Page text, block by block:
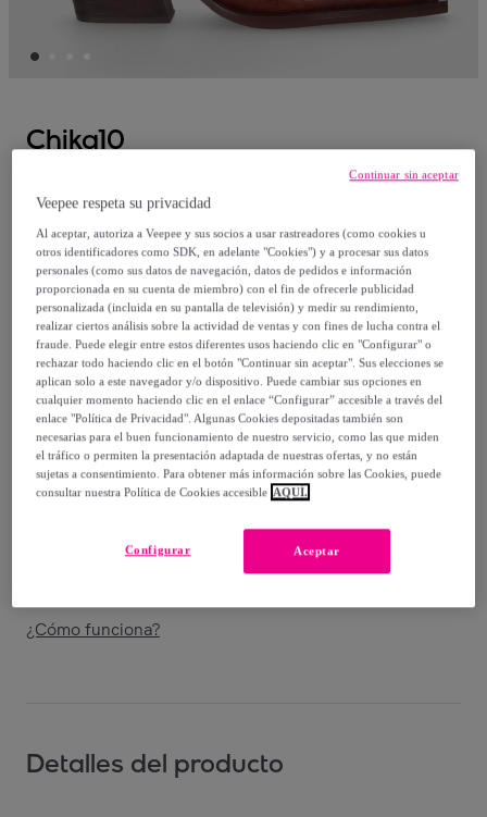
Chika10
48,99 €
69,99 €
-30%
Vendido porCHIKA10
Entrega
y el13/08
¿Cómo funciona?
Detalles del producto
Veepee respeta su privacidad
Al aceptar, autoriza a Veepee y sus socios a usar rastreadores (como cookies u
otros identificadores como SDK, en adelante "Cookies") y a procesar sus datos
personales (como sus datos de navegación, datos de pedidos e información
proporcionada en su cuenta de miembro) con el fin de ofrecerle publicidad
personalizada (incluida en su pantalla de televisión) y medir su rendimiento,
realizar ciertos análisis sobre la actividad de ventas y con fines de lucha contra el
fraude. Puede elegir entre estos diferentes usos haciendo clic en "Configurar" o
rechazar todo haciendo clic en el botón "Continuar sin aceptar". Sus elecciones se
aplican solo a este navegador y/o dispositivo. Puede cambiar sus opciones en
cualquier momento haciendo clic en el enlace “Configurar” accesible a través del
enlace "Política de Privacidad". Algunas Cookies depositadas también son
necesarias para el buen funcionamiento de nuestro servicio, como las que miden
el tráfico o permiten la presentación adaptada de nuestras ofertas, y no están
sujetas a consentimiento. Para obtener más información sobre las Cookies, puede
consultar nuestra Política de Cookies accesible AQUÍ.
Aceptar
Configurar
Continuar sin aceptar